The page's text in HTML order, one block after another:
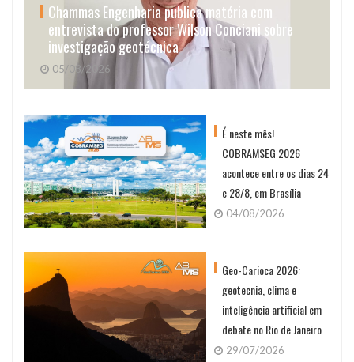
Chammas Engenharia publica matéria com
entrevista do professor Wilson Conciani sobre
investigação geotécnica
05/08/2026
É neste mês!
COBRAMSEG 2026
acontece entre os dias 24
e 28/8, em Brasília
04/08/2026
Geo-Carioca 2026:
geotecnia, clima e
inteligência artificial em
debate no Rio de Janeiro
29/07/2026